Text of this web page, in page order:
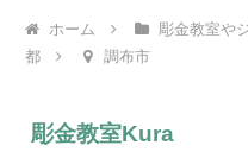
ホーム 彫金教室や
都
調布市
彫金教室Kura